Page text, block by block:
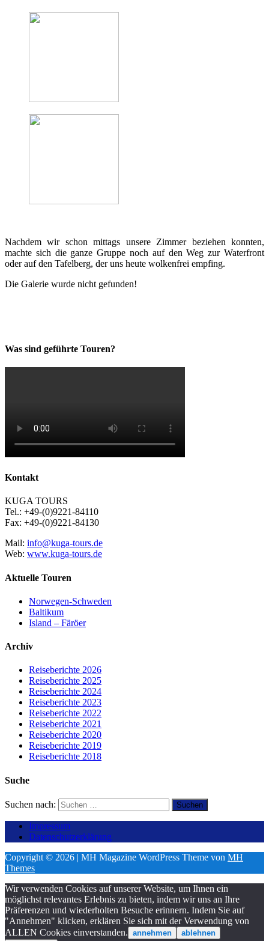
Nachdem wir schon mittags unsere Zimmer beziehen konnten,
machte sich die ganze Gruppe noch auf den Weg zur Waterfront
oder auf den Tafelberg, der uns heute wolkenfrei empfing.
Die Galerie wurde nicht gefunden!
Was sind geführte Touren?
Kontakt
KUGA TOURS
Tel.: +49-(0)9221-84110
Fax: +49-(0)9221-84130
Mail: info@kuga-tours.de
Web: www.kuga-tours.de
Aktuelle Touren
Norwegen-Schweden
Baltikum
Island – Färöer
Archiv
Reiseberichte 2026
Reiseberichte 2025
Reiseberichte 2024
Reiseberichte 2023
Reiseberichte 2022
Reiseberichte 2021
Reiseberichte 2020
Reiseberichte 2019
Reiseberichte 2018
Suche
Suchen nach:
Impressum
Datenschutzerklärung
Copyright © 2026 | MH Magazine WordPress Theme von MH
Themes
Wir verwenden Cookies auf unserer Website, um Ihnen ein
möglichst relevantes Erlebnis zu bieten, indem wir uns an Ihre
Präferenzen und wiederholten Besuche erinnern. Indem Sie auf
"Annehmen" klicken, erklären Sie sich mit der Verwendung von
ALLEN Cookies einverstanden. annehmen
ablehnen